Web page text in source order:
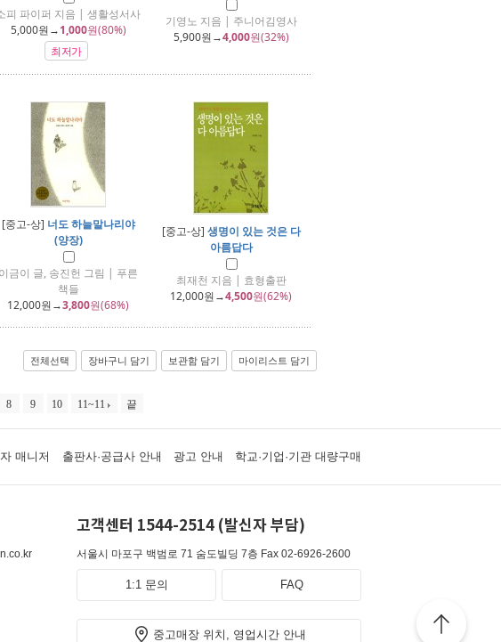
피 파이퍼 지음 | 생활성서사
5,000원→1,000원(80%)
최저가
기영노 지음 | 주니어김영사
5,900원→4,000원(32%)
[중고-상] 너도 하늘말나리야
(양장)
이금이 글, 송진헌 그림 | 푸른
책들
12,000원→3,800원(68%)
[중고-상] 생명이 있는 것은 다
아름답다
최재천 지음 | 효형출판
12,000원→4,500원(62%)
전체선택 장바구니 담기 보관함 담기 마이리스트 담기
8 9 10 11~11 끝
매니저 출판사·공급사 안내 광고 안내 학교·기업·기관 대량구매
고객센터 1544-2514 (발신자 부담)
서울시 마포구 백범로 71 숨도빌딩 7층 Fax 02-6926-2600
1:1 문의 FAQ
중고매장 위치, 영업시간 안내